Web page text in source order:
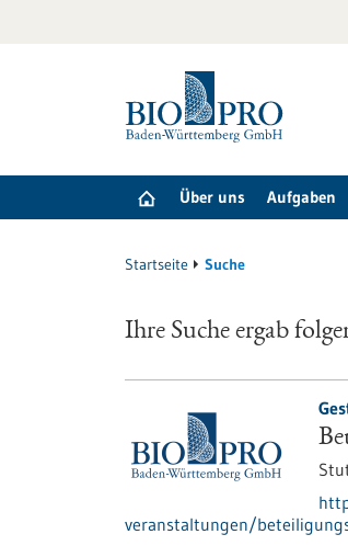
Über uns Aufgaben
Startseite Suche
Ihre Suche ergab
veranstaltungen/